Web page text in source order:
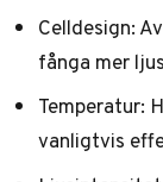
Celldesign:
fånga mer ljus
Temperatur:
vanligtvis